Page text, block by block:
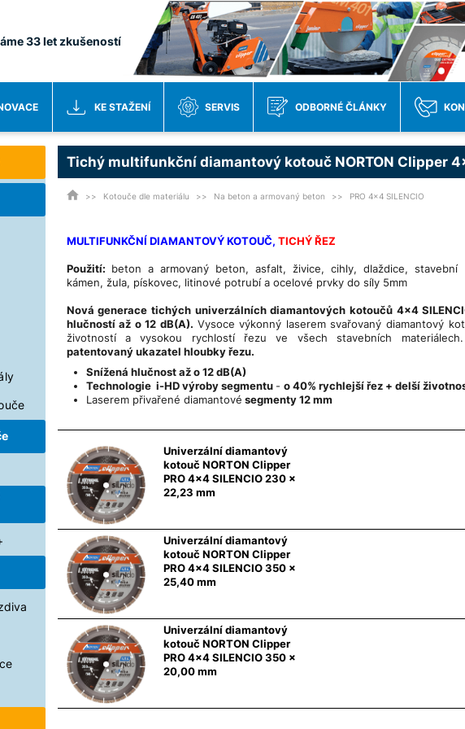
33 let zkušeností
KE STAŽENÍ SERVIS ODBORNÉ ČLÁNKY
Tichý multifunkční diamantový kotouč NORTON Clipper
Kotouče dle materiálu Na beton a armovaný beton PRO 4x4 SILENCIO
MULTIFUNKČNÍ DIAMANTOVÝ KOTOUČ, TICHÝ ŘEZ
Použití: beton a armovaný beton, asfalt, živice, cihly, dlaždice, stavební
kámen, žula, pískovec, litinové potrubí a ocelové prvky do síly 5mm
Nová generace tichých univerzálních diamantových kotoučů 4x4
hlučností až o 12 dB(A). Vysoce výkonný laserem svařovaný diamantový
životností a vysokou rychlostí řezu ve všech stavebních
patentovaný ukazatel hloubky řezu.
Snížená hlučnost až o 12 dB(A)
Technologie i-HD výroby segmentu - o 40% rychlejší řez + delší
Laserem přivařené diamantové segmenty 12 mm
Univerzální diamantový
kotouč NORTON Clipper
PRO 4x4 SILENCIO 230 x
22,23 mm
Univerzální diamantový
kotouč NORTON Clipper
PRO 4x4 SILENCIO 350 x
25,40 mm
Univerzální diamantový
kotouč NORTON Clipper
PRO 4x4 SILENCIO 350 x
20,00 mm